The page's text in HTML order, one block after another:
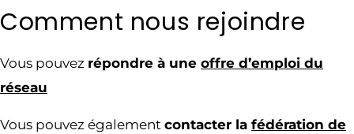
Comment nous rejoindre
Vous pouvez répondre à une offre d’emploi du
réseau
Vous pouvez également contacter la fédération de